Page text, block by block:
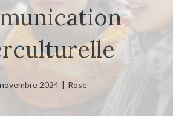
2024 | Rose